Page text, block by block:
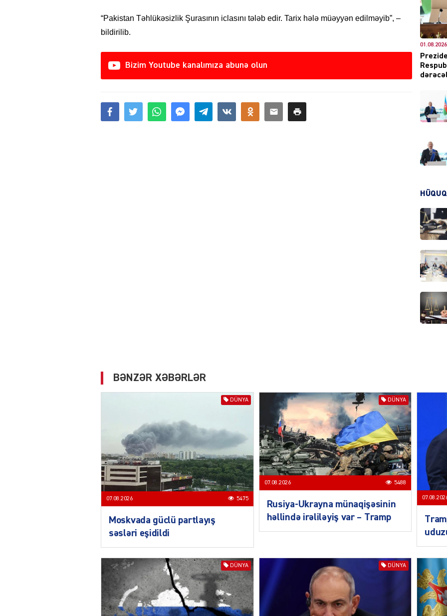
“Pakistan Təhlükəsizlik Şurasının iclasını tələb edir. Tarix hələ müəyyən edilməyib”, –
bildirilib.
Bizim Youtube kanalımıza abunə olun
XARİCİ
HADISƏ
SOSIAL
01.08.2026
HÜQUQ
BƏNZƏR XƏBƏRLƏR
DÜNYA
07.08.2026 5475
Moskvada güclü partlayış
səsləri eşidildi
DÜNYA
07.08.2026 5488
Rusiya-Ukrayna münaqişəsinin
həllində irəliləyiş var – Tramp
DÜNYA DÜNYA